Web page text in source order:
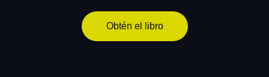
Obtén el libro